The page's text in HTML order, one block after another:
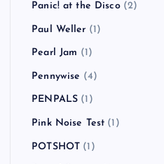
Panic! at the Disco(2)
Paul Weller (1)
Pearl Jam (1)
Pennywise (4)
PENPALS (1)
Pink Noise Test (1)
POTSHOT (1)